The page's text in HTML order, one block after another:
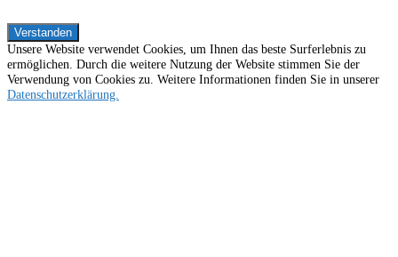
Unsere Website verwendet Cookies, um Ihnen das beste Surferlebnis zu
ermöglichen. Durch die weitere Nutzung der Website stimmen Sie der
Verwendung von Cookies zu. Weitere Informationen finden Sie in unserer
Datenschutzerklärung.